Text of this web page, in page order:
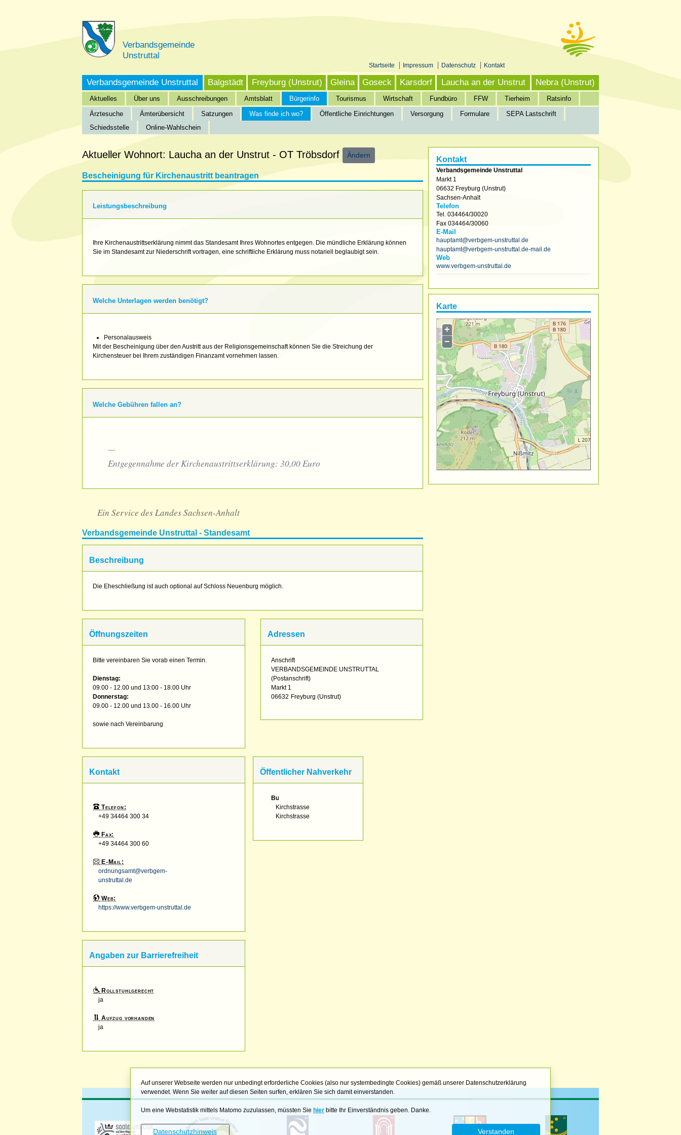
Auf unserer Webseite werden nur unbedingt erforderliche Cookies (also nur systembedingte Cookies) gemäß unserer Datenschutzerklärung
verwendet. Wenn Sie weiter auf diesen Seiten surfen, erklären Sie sich damit einverstanden.
Um eine Webstatistik mittels Matomo zuzulassen, müssten Sie hier bitte Ihr Einverständnis geben. Danke.
Datenschutzhinweis Verstanden
Verbandsgemeinde
Unstruttal
Startseite Impressum Datenschutz Kontakt
Verbandsgemeinde Unstruttal
Aktuelles Über uns Ausschreibungen Amtsblatt
Bürgerinfo
Ärztesuche
Ämterübersicht Satzungen Was finde ich wo? Öffentliche Einrichtungen Versorgung Formulare
SEPA Lastschrift
Schiedsstelle
Online-Wahlschein
Tourismus Wirtschaft Fundbüro FFW Tierheim Ratsinfo
Balgstädt Freyburg (Unstrut) Gleina Goseck Karsdorf Laucha an der Unstrut Nebra (Unstrut)
Startseite»Verbandsgemeinde Unstruttal»
Kontakt
Verbandsgemeinde Unstruttal
Markt 1
06632 Freyburg (Unstrut)
Sachsen-Anhalt
Telefon
Tel. 034464/30020
Fax 034464/30060
E-Mail
hauptamt@verbgem-unstruttal.de
hauptamt@verbgem-unstruttal.de-mail.de
Web
www.verbgem-unstruttal.de
Karte
+
−
Aktueller Wohnort: Laucha an der Unstrut - OT Tröbsdorf Ändern
Bescheinigung für Kirchenaustritt beantragen
Leistungsbeschreibung
Ihre Kirchenaustrittserklärung nimmt das Standesamt Ihres Wohnortes entgegen. Die mündliche Erklärung können
Sie im Standesamt zur Niederschrift vortragen, eine schriftliche Erklärung muss notariell beglaubigt sein.
Welche Unterlagen werden benötigt?
Personalausweis
Mit der Bescheinigung über den Austritt aus der Religionsgemeinschaft können Sie die Streichung der
Kirchensteuer bei Ihrem zuständigen Finanzamt vornehmen lassen.
Welche Gebühren fallen an?
Entgegennahme der Kirchenaustrittserklärung: 30,00 Euro
Ein Service des Landes Sachsen-Anhalt
Verbandsgemeinde Unstruttal - Standesamt
Beschreibung
Die Eheschließung ist auch optional auf Schloss Neuenburg möglich.
Öffnungszeiten
Bitte vereinbaren Sie vorab einen Termin.
Dienstag:
09.00 - 12.00 und 13:00 - 18.00 Uhr
Donnerstag:
09.00 - 12.00 und 13.00 - 16.00 Uhr
sowie nach Vereinbarung
Adressen
Anschrift
VERBANDSGEMEINDE UNSTRUTTAL
(Postanschrift)
Markt 1
06632 Freyburg (Unstrut)
Kontakt
Telefon:
+49 34464 300 34
Fax:
+49 34464 300 60
E-Mail:
ordnungsamt@verbgem-
unstruttal.de
Web:
https://www.verbgem-unstruttal.de
Öffentlicher Nahverkehr
Bus:
Kirchstrasse
Kirchstrasse
Angaben zur Barrierefreiheit
Rollstuhlgerecht
ja
Aufzug vorhanden
ja